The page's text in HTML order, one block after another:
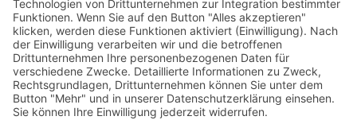
Sie haben Fragen?